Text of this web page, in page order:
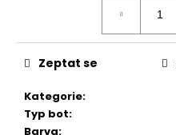
Kategorie:
Typ bot:
Barva:
Zeptat se
SUEDE
(VELOUR)
NUBUCK